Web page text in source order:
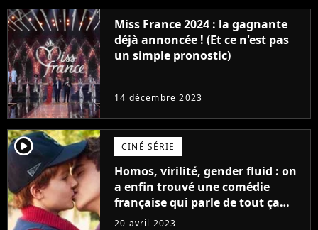
Miss France 2024 : la gagnante
déjà annoncée ! (Et ce n'est pas
un simple pronostic)
14 décembre 2023
player2 CINÉ SÉRIE
Homos, virilité, gender fluid : on
a enfin trouvé une comédie
française qui parle de tout ça
sans être super ringarde
20 avril 2023